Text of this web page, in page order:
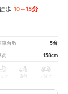
歩 10～15分
車台数 5台
高 158cm
ク 原付 バイク